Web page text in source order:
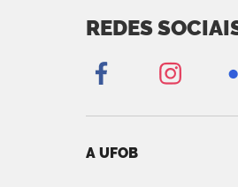
REDES
A UFOB